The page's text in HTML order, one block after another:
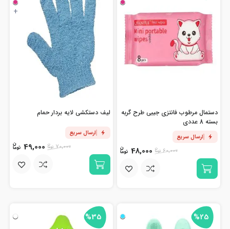
دستمال مرطوب فانتزی جیبی طرح گربه
بسته 8 عددی
ارسال سریع
60,000
48,000
+
لیف دستکشی لایه بردار حمام
ارسال سریع
70,000
49,000
%25
%35